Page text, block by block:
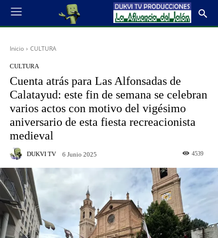
Inicio CULTURA
CULTURA
Cuenta atrás para Las Alfonsadas de
Calatayud: este fin de semana se celebran
varios actos con motivo del vigésimo
aniversario de esta fiesta recreacionista
medieval
DUKVI TV 6 Junio 2025 4539